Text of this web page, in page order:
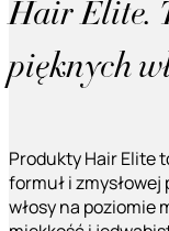
Hair Elite.
pięknych
Produkty Hair Elite
formuł i
włosy na poziomie